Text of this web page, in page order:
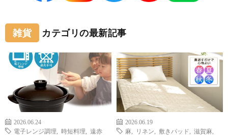
雑貨 カテゴリの最新記事
2026.06.24
電子レンジ調理
時短料理
遠赤
2026.06.19
麻
リネン 敷きパッド 滋賀麻